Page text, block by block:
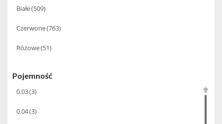
Bourbon(42)
Piwo(10)
Grappa(41)
Nalewka(49)
Białe(509)
Czerwone(763)
Różowe(51)
Pojemność
0.03(3)
0.04(3)